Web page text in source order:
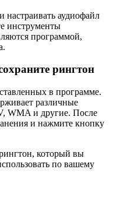
настраивать аудиофайл
инструменты
программой,
рингтон
в программе.
различные
WMA и другие. После
и нажмите кнопку
который вы
по вашему